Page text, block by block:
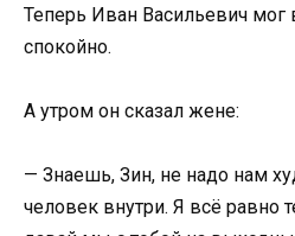
Теперь Иван Васильевич мог
спокойно.
А утром он сказал жене:
— Знаешь, Зин, не надо нам
человек внутри. Я всё равно